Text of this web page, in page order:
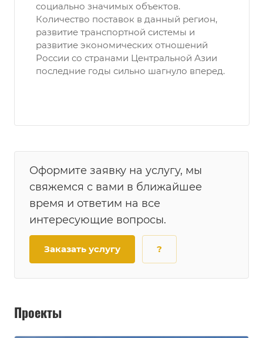
социально значимых объектов.
Количество поставок в данный регион,
развитие транспортной системы и
развитие экономических отношений
России со странами Центральной Азии
последние годы сильно шагнуло вперед.
Оформите заявку на услугу, мы
свяжемся с вами в ближайшее
время и ответим на все
интересующие вопросы.
Заказать услугу ?
Проекты